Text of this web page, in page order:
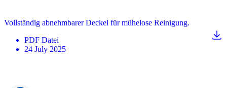
Vollständig abnehmbarer Deckel für mühelose Reinigung.
PDF Datei
24 July 2025